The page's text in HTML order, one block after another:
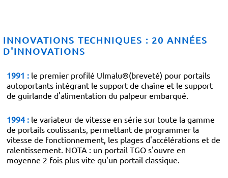
INNOVATIONS TECHNIQUES : 20 ANNÉES
D'INNOVATIONS
1991 : le premier profilé Ulmalu®(breveté) pour portails
autoportants intégrant le support de chaîne et le support
de guirlande d'alimentation du palpeur embarqué.
1994 : le variateur de vitesse en série sur toute la gamme
de portails coulissants, permettant de programmer la
vitesse de fonctionnement, les plages d'accélérations et de
ralentissement. NOTA : un portail TGO s'ouvre en
moyenne 2 fois plus vite qu'un portail classique.